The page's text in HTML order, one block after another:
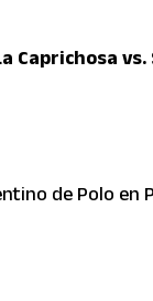
Caprichosa
de Polo en